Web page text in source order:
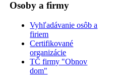
Osoby a firmy
Vyhľadávanie osôb a
firiem
Certifikované
organizácie
TČ firmy "Obnov
dom"